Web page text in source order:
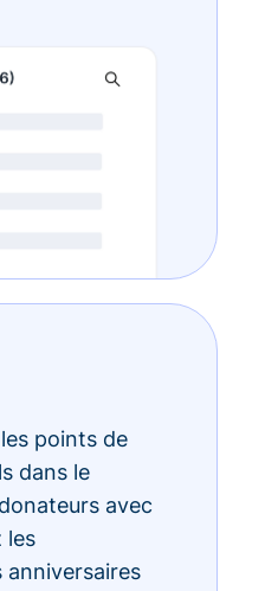
points de
dans le
avec
les
anniversaires